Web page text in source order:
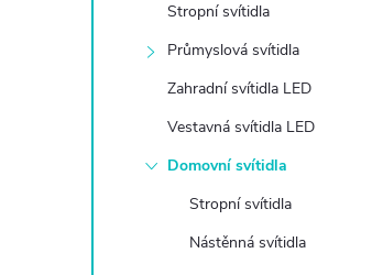
Stropní svítidla
Průmyslová svítidla
Zahradní svítidla LED
Vestavná svítidla LED
Domovní svítidla
Stropní svítidla
Nástěnná svítidla